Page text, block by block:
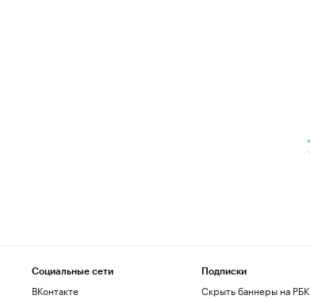
Социальные сети
ВКонтакте
Подписки
Скрыть баннеры на РБК